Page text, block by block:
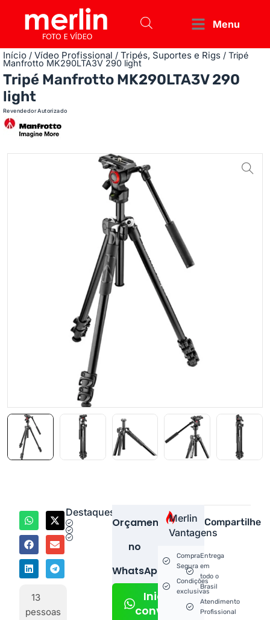
Menu
Início / Vídeo Profissional / Tripés, Suportes e Rigs / Tripé
Manfrotto MK290LTA3V 290 light
Tripé Manfrotto MK290LTA3V 290
light
Revendedor Autorizado
Destaques
Orçamento
no
WhatsApp!
Iniciar
conversa
Compartilhe
13
pessoas
Merlin
Vantagens
Compra
Segura
Condições
exclusivas
Entrega
em
todo o
Brasil
Atendimento
Profissional